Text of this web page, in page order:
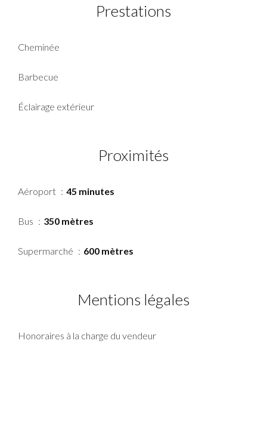
Prestations
Cheminée
Barbecue
Éclairage extérieur
Proximités
Aéroport 45 minutes
Bus 350 mètres
Supermarché 600 mètres
Mentions légales
Honoraires à la charge du vendeur